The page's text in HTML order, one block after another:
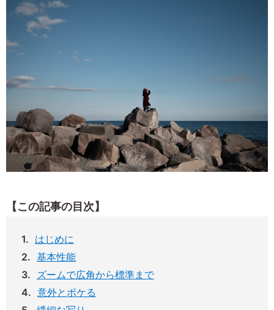
【この記事の目次】
はじめに
基本性能
ズームで広角から標準まで
意外とボケる